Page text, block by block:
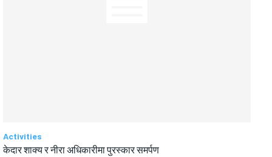
Activities
केदार शाक्य र नीरा अधिकारीमा पुरस्कार समर्पण